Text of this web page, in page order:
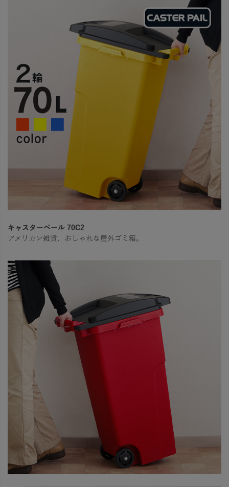
キャスターペール 70C2
アメリカン雑貨、おしゃれな屋外ゴミ箱。